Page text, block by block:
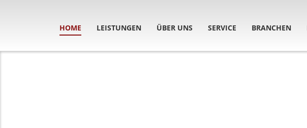
HOME LEISTUNGEN ÜBER UNS SERVICE BRANCHEN